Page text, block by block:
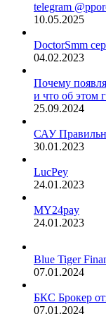
telegram
10.05.2025
DoctorSmm
04.02.2023
Почему
и что об этом
25.09.2024
САУ
30.01.2023
LucPey
24.01.2023
MY24pay
24.01.2023
Blue Tiger
07.01.2024
БКС Брокер
07.01.2024